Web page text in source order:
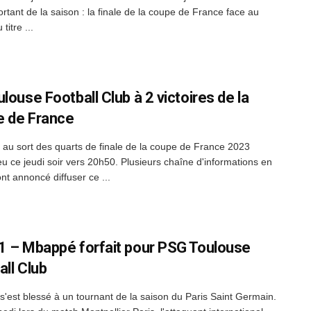
de la saison : la finale de la coupe de France face au
titre ...
Football Club à 2 victoires de la
de France
au sort des quarts de finale de la coupe de France 2023
ce jeudi soir vers 20h50. Plusieurs chaîne d'informations en
annoncé diffuser ce ...
– Mbappé forfait pour PSG Toulouse
Club
blessé à un tournant de la saison du Paris Saint Germain.